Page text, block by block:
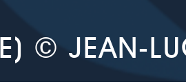
© JEAN-